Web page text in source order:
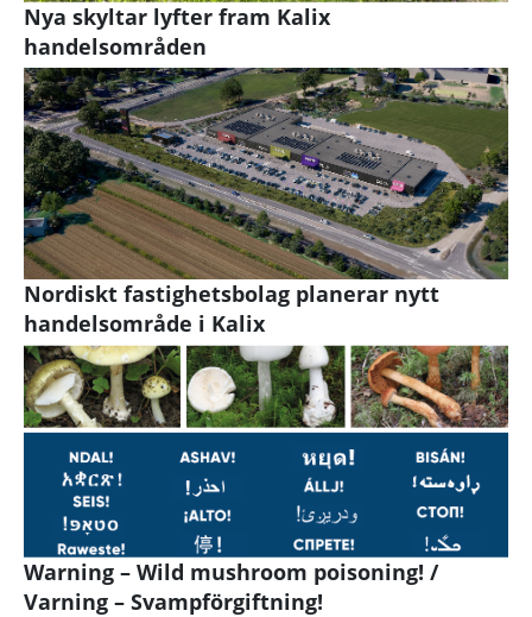
Nya skyltar lyfter fram Kalix
handelsområden
Nordiskt fastighetsbolag planerar nytt
handelsområde i Kalix
Warning – Wild mushroom poisoning! /
Varning – Svampförgiftning!